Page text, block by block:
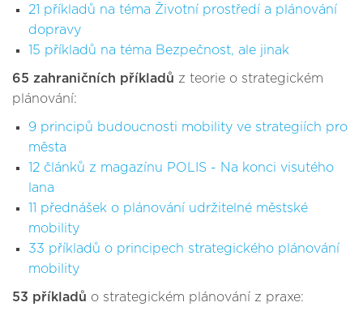
21 příkladů na téma Životní prostředí a plánování
dopravy
15 příkladů na téma Bezpečnost, ale jinak
65 zahraničních příkladů z teorie o strategickém
plánování:
9 principů budoucnosti mobility ve strategiích pro
města
12 článků z magazínu POLIS - Na konci visutého
lana
11 přednášek o plánování udržitelné městské
mobility
33 příkladů o principech strategického plánování
mobility
53 příkladů o strategickém plánování z praxe: